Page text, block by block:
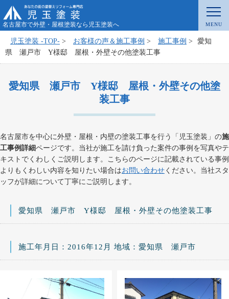
名古屋市で外壁・屋根塗装なら児玉塗装へ
児玉塗装 -TOP- > お客様の声＆施工事例 > 施工事例 >
愛知
県 瀬戸市 Y様邸 屋根・外壁その他塗装工事
愛知県 瀬戸市 Y様邸 屋根・外壁その他塗
装工事
名古屋市を中心に外壁・屋根・内壁の塗装工事を行う「児玉塗装」の施
工事例詳細ページです。当社が施工を請け負った案件の事例を写真やテ
キストでくわしくご説明します。こちらのページに記載されている事例
よりもくわしい内容を知りたい場合はお問い合わせ ください。当社スタ
ッフが詳細について丁寧にご説明します。
愛知県 瀬戸市 Y様邸 屋根・外壁その他塗装工事
施工年月日：2016年12月 地域：愛知県 瀬戸市